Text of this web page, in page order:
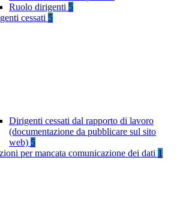
Ruolo dirigenti 5
cessati 5
Dirigenti cessati dal rapporto di lavoro
(documentazione da pubblicare sul sito
web) 5
per mancata comunicazione dei dati 1